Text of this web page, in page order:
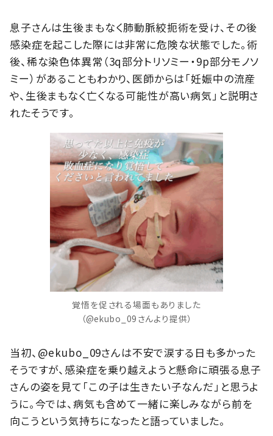
息子さんは生後まもなく肺動脈絞扼術を受け、その後
感染症を起こした際には非常に危険な状態でした。術
後、稀な染色体異常（3q部分トリソミー・9p部分モノソ
ミー）があることもわかり、医師からは「妊娠中の流産
や、生後まもなく亡くなる可能性が高い病気」と説明さ
れたそうです。
覚悟を促される場面もありました
（@ekubo_09さんより提供）
当初、@ekubo_09さんは不安で涙する日も多かった
そうですが、感染症を乗り越えようと懸命に頑張る息子
さんの姿を見て「この子は生きたい子なんだ」と思うよ
うに。今では、病気も含めて一緒に楽しみながら前を
向こうという気持ちになったと語っていました。